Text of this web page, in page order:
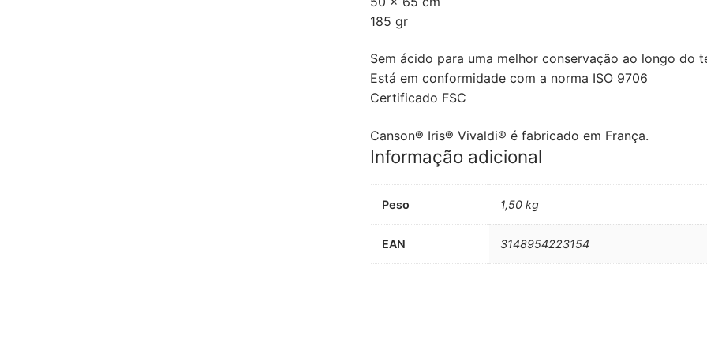
185 gr
Sem ácido para uma melhor conservação ao longo do
Está em conformidade com a norma ISO 9706
Certificado FSC
Canson® Iris® Vivaldi® é fabricado em França.
Informação adicional
Peso 1,50 kg
EAN 3148954223154